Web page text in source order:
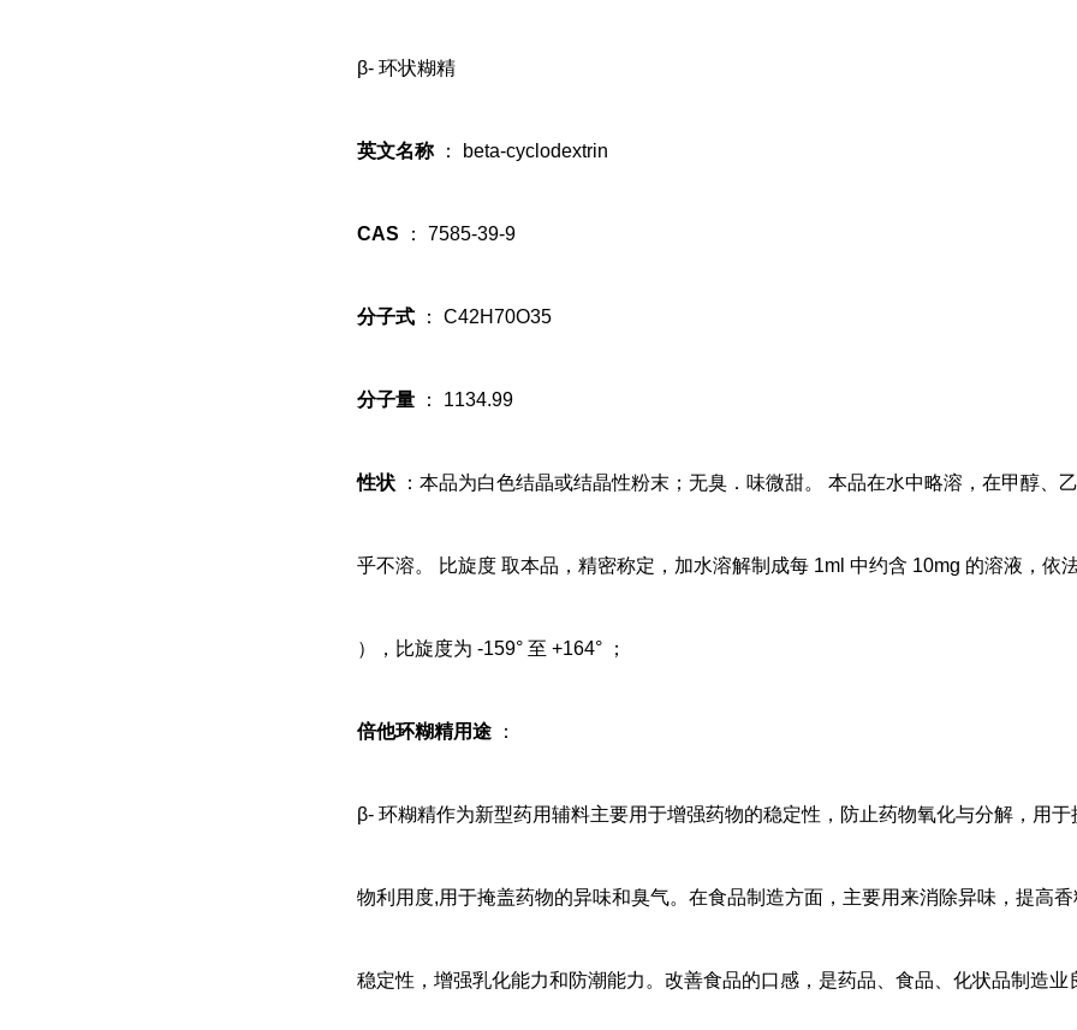
β- 环状糊精
英文名称 ： beta-cyclodextrin
CAS ： 7585-39-9
分子式 ： C42H70O35
分子量 ： 1134.99
性状 ：本品为白色结晶或结晶性粉末；无臭．味微甜。 本品在水中略溶，在甲醇、
乎不溶。 比旋度 取本品，精密称定，加水溶解制成每 1ml 中约含 10mg 的溶液，依
），比旋度为 -159° 至 +164° ；
倍他环糊精用途 ：
β- 环糊精作为新型药用辅料主要用于增强药物的稳定性，防止药物氧化与分解，用
物利用度,用于掩盖药物的异味和臭气。在食品制造方面，主要用来消除异味，提高
稳定性，增强乳化能力和防潮能力。改善食品的口感，是药品、食品、化状品制造业